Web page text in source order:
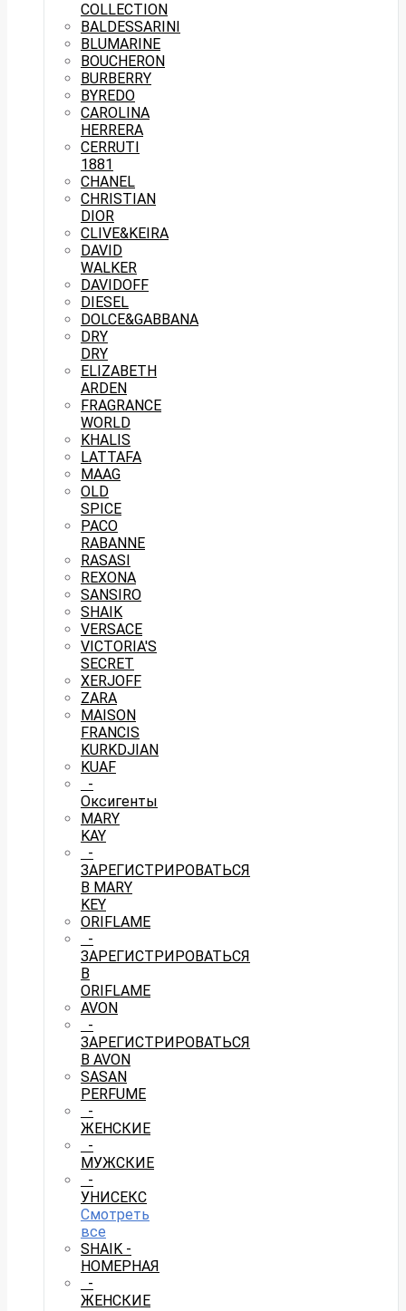
COLLECTION
BALDESSARINI
BLUMARINE
BOUCHERON
BURBERRY
BYREDO
CAROLINA
HERRERA
CERRUTI
1881
CHANEL
CHRISTIAN
DIOR
CLIVE&KEIRA
DAVID
WALKER
DAVIDOFF
DIESEL
DOLCE&GABBANA
DRY
DRY
ELIZABETH
ARDEN
FRAGRANCE
WORLD
KHALIS
LATTAFA
MAAG
OLD
SPICE
PACO
RABANNE
RASASI
REXONA
SANSIRO
SHAIK
VERSACE
VICTORIA'S
SECRET
XERJOFF
ZARA
MAISON
FRANCIS
KURKDJIAN
KUAF
-
Оксигенты
MARY
KAY
-
ЗАРЕГИСТРИРОВАТЬСЯ
В MARY
KEY
ORIFLAME
-
ЗАРЕГИСТРИРОВАТЬСЯ
В
ORIFLAME
AVON
-
ЗАРЕГИСТРИРОВАТЬСЯ
В AVON
SASAN
PERFUME
-
ЖЕНСКИЕ
-
МУЖСКИЕ
-
УНИСЕКС
Смотреть
все
SHAIK -
НОМЕРНАЯ
-
ЖЕНСКИЕ